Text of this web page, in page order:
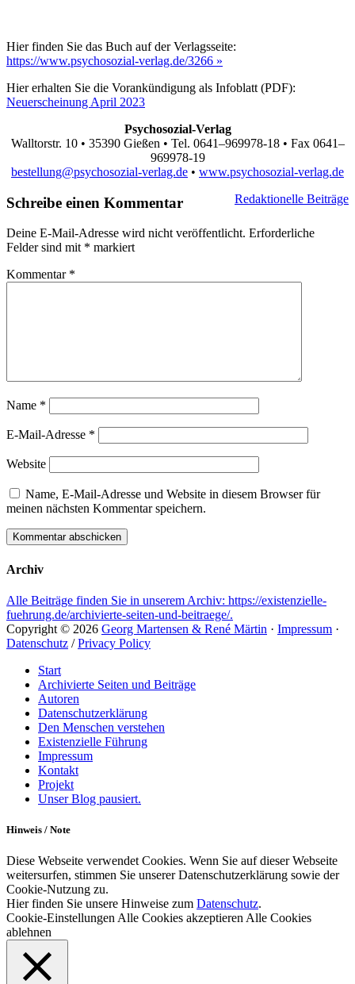
Hier finden Sie das Buch auf der Verlagsseite:
https://www.psychosozial-verlag.de/3266 »
Hier erhalten Sie die Vorankündigung als Infoblatt (PDF):
Neuerscheinung April 2023
Psychosozial‐​Verlag
Walltorstr. 10• 35390Gießen • Tel. 0641–969978-18• Fax 0641–
969978-19
bestellung@psychosozial-verlag.de • www.psychosozial-verlag.de
Kategorien
Redaktionelle Beiträge
Schreibe einen Kommentar
Deine E-Mail-Adresse wird nicht veröffentlicht. Erforderliche
Felder sind mit * markiert
Kommentar *
Name *
E-Mail-Adresse *
Website
Name, E-Mail-Adresse und Website in diesem Browser für
meinen nächsten Kommentar speichern.
Archiv
Alle Beiträge finden Sie in unserem Archiv: https://existenzielle-
fuehrung.de/archivierte-seiten-und-beitraege/.
Copyright © 2026 Georg Martensen & René Märtin · Impressum ·
Datenschutz /Privacy Policy
Start
Archivierte Seiten und Beiträge
Autoren
Datenschutzerklärung
Den Menschen verstehen
Existenzielle Führung
Impressum
Kontakt
Projekt
Unser Blog pausiert.
Hinweis / Note
Diese Webseite verwendet Cookies. Wenn Sie auf dieser Webseite
weitersurfen, stimmen Sie unserer Datenschutzerklärung sowie der
Cookie-Nutzung zu.
Hier finden Sie unsere Hinweise zum Datenschutz.
Cookie-Einstellungen Alle Cookies akzeptieren Alle Cookies
ablehnen